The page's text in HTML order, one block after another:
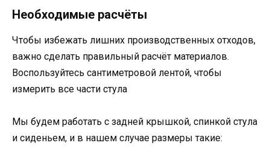
Необходимые расчёты
Чтобы избежать лишних производственных отходов,
важно сделать правильный расчёт материалов.
Воспользуйтесь сантиметровой лентой, чтобы
измерить все части стула
Мы будем работать с задней крышкой, спинкой стула
и сиденьем, и в нашем случае размеры такие: